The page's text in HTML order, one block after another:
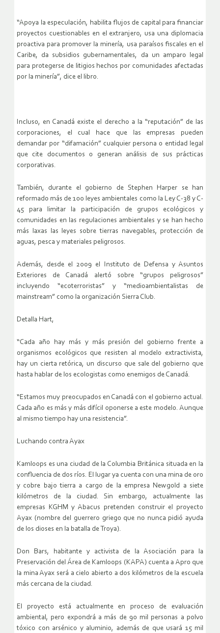
“Apoya la especulación, habilita flujos de capital para financiar
proyectos cuestionables en el extranjero, usa una diplomacia
proactiva para promover la minería, usa paraísos fiscales en el
Caribe, da subsidios gubernamentales, da un amparo legal
para protegerse de litigios hechos por comunidades afectadas
por la minería”, dice el libro.
Incluso, en Canadá existe el derecho a la “reputación” de las
corporaciones, el cual hace que las empresas pueden
demandar por “difamación” cualquier persona o entidad legal
que cite documentos o generan análisis de sus prácticas
corporativas.
También, durante el gobierno de Stephen Harper se han
reformado más de 100 leyes ambientales como la Ley C-38 y C-
45 para limitar la participación de grupos ecológicos y
comunidades en las regulaciones ambientales y se han hecho
más laxas las leyes sobre tierras navegables, protección de
aguas, pesca y materiales peligrosos.
Además, desde el 2009 el Instituto de Defensa y Asuntos
Exteriores de Canadá alertó sobre “grupos peligrosos”
incluyendo “ecoterroristas” y “medioambientalistas de
mainstream” como la organización Sierra Club.
Detalla Hart,
“Cada año hay más y más presión del gobierno frente a
organismos ecológicos que resisten al modelo extractivista,
hay un cierta retórica, un discurso que sale del gobierno que
hasta hablar de los ecologistas como enemigos de Canadá.
“Estamos muy preocupados en Canadá con el gobierno actual.
Cada año es más y más difícil oponerse a este modelo. Aunque
al mismo tiempo hay una resistencia”.
Luchando contra Ayax
Kamloops es una ciudad de la Columbia Británica situada en la
confluencia de dos ríos. El lugar ya cuenta con una mina de oro
y cobre bajo tierra a cargo de la empresa Newgold a siete
kilómetros de la ciudad. Sin embargo, actualmente las
empresas KGHM y Abacus pretenden construir el proyecto
Ayax (nombre del guerrero griego que no nunca pidió ayuda
de los dioses en la batalla de Troya).
Don Bars, habitante y activista de la Asociación para la
Preservación del Área de Kamloops (KAPA) cuenta a Apro que
la mina Ayax será a cielo abierto a dos kilómetros de la escuela
más cercana de la ciudad.
El proyecto está actualmente en proceso de evaluación
ambiental, pero expondrá a más de 90 mil personas a polvo
tóxico con arsénico y aluminio, además de que usará 15 mil